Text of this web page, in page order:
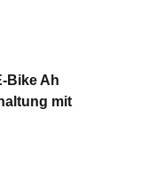
Bike Ah
mit